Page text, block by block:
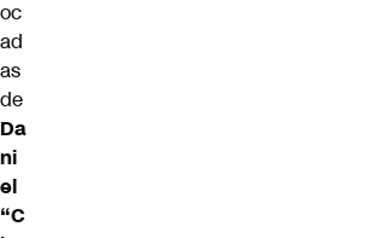
oc
ad
as
de
Da
ni
el
“C